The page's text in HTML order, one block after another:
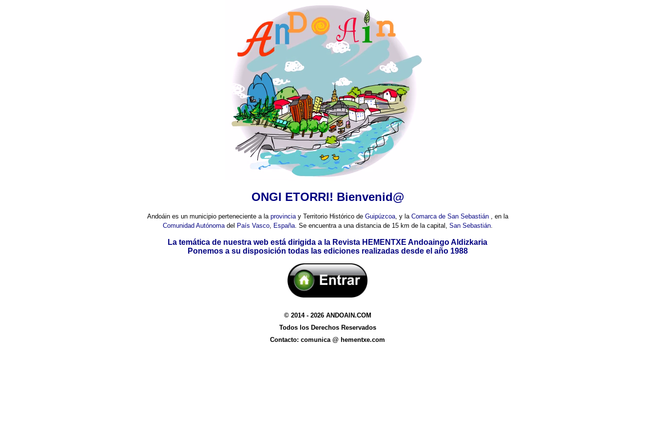
ONGI ETORRI! Bienvenid@
Andoáin es un municipio perteneciente a la provinciay Territorio Histórico de Guipúzcoa, y la Comarca de San Sebastián, en la
Comunidad Autónomadel País Vasco, España. Se encuentra a una distancia de 15 km de la capital, San Sebastián.
La temática de nuestra web está dirigida a la Revista HEMENTXE Andoaingo Aldizkaria
Ponemos a su disposición todas las ediciones realizadas desde el año 1988
© 2014 - 2026 ANDOAIN.COM
Todos los Derechos Reservados
Contacto: comunica @ hementxe.com